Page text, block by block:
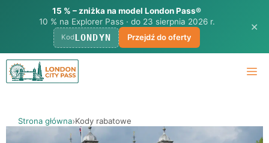
15 % – zniżka na model London Pass®
10 % na Explorer Pass · do 23 sierpnia 2026 r.
KodLONDYN Przejdź do oferty
✕
Przejdź
do
Strona główna Kody rabatowe